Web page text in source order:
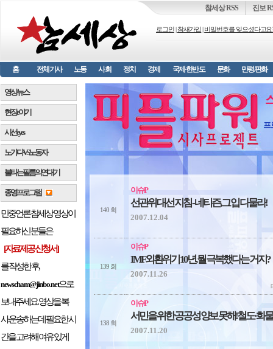
진보
참세상 RSS
로그인 참새가입 비밀번호를 잊으셨다고요
홈 전체기사 노동 사회 정치 경제 국제·한반도 문화 만평/판화
140 회
이슈P
선관위 대선 지침 - 네티즌, 그 입 다물라!
2007.12.04
139 회
이슈P
IMF 외환위기 10년, 뭘 극복했다는 거지?
2007.11.26
138 회
이슈P
서민을 위한 공공성 양보 못해!철도·화
2007.11.20
프
영상뉴스
현장 e 야기
시선 e y e s
노가다 VS 노동자
불타는 필름의 연대기
종영프로그램
민중언론 참세상 영상이
필요하신 분들은
[자료제공 신청서]
를 작성한 후,
newscham@jinbo.net으로
보내주세요. 영상을 복
사.운송하는데 필요한 시
간을 고려해 여유 있게